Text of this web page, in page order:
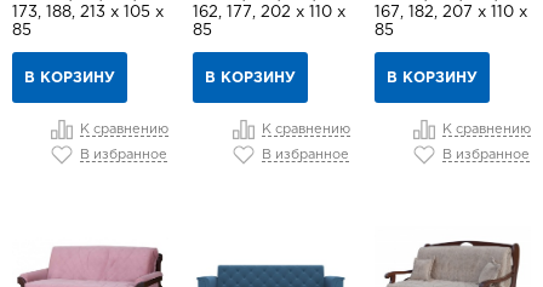
173, 188, 213 х 105 х
85
В КОРЗИНУ
К сравнению
В избранное
162, 177, 202 х 110 х
85
В КОРЗИНУ
К сравнению
В избранное
167, 182, 207 х 110 х
85
В КОРЗИНУ
К сравнению
В избранное